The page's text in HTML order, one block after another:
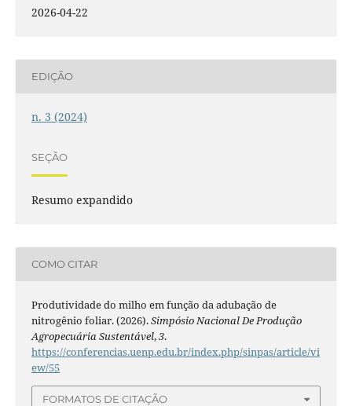
2026-04-22
EDIÇÃO
n. 3 (2024)
SEÇÃO
Resumo expandido
COMO CITAR
Produtividade do milho em função da adubação de
nitrogênio foliar. (2026).Simpósio Nacional De Produção
Agropecuária Sustentável,3.
https://conferencias.uenp.edu.br/index.php/sinpas/article/vi
ew/55
FORMATOS DE CITAÇÃO